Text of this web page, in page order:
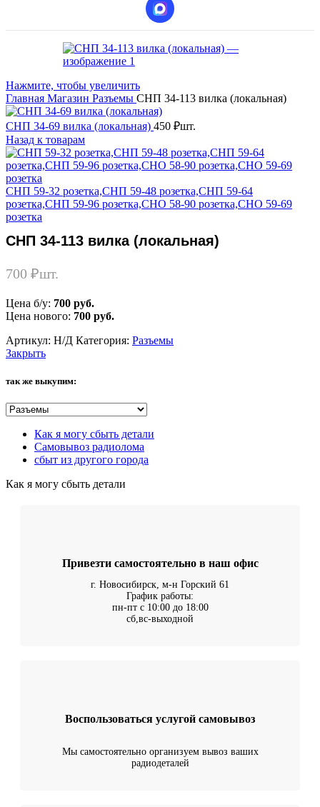
Нажмите, чтобы увеличить
Главная Магазин Разъемы СНП 34-113 вилка (локальная)
СНП 34-69 вилка (локальная) 450 ₽шт.
Назад к товарам
СНП 59-32 розетка,СНП 59-48 розетка,СНП 59-64
розетка,СНП 59-96 розетка,СНО 58-90 розетка,СНО 59-69
розетка
СНП 34-113 вилка (локальная)
700 ₽шт.
Цена б/у: 700 руб.
Цена нового: 700 руб.
Артикул: Н/Д Категория: Разъемы
Закрыть
так же выкупим:
Как я могу сбыть детали
Самовывоз радиолома
сбыт из другого города
Как я могу сбыть детали
Привезти самостоятельно в наш офис
г. Новосибирск, м-н Горский 61
График работы:
пн-пт с 10:00 до 18:00
сб,вс-выходной
Воспользоваться услугой самовывоз
Мы самостоятельно организуем вывоз ваших
радиодеталей